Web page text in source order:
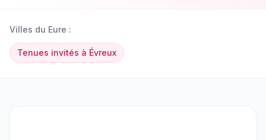
Villes du Eure :
Tenues invités à Évreux